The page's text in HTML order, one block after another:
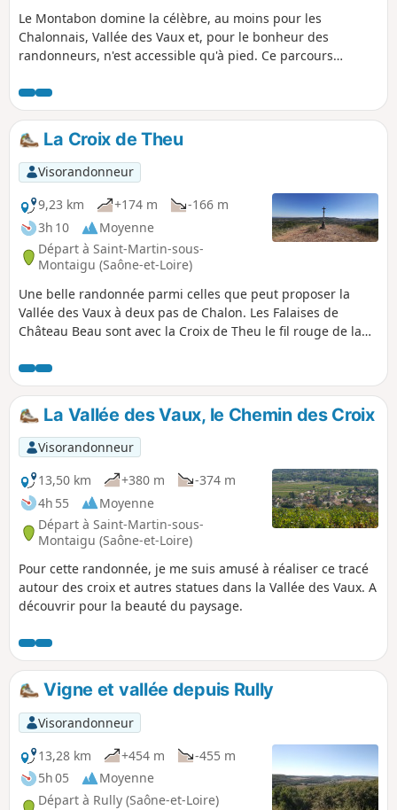
Le Montabon domine la célèbre, au moins pour les
Chalonnais, Vallée des Vaux et, pour le bonheur des
randonneurs, n'est accessible qu'à pied. Ce parcours
agréable à la belle saison. La promenade est paisible sur
tout le trajet. À noter, une pente raide sur environ 800 m
pour accéder au Montabon mais le reste du trajet ne
présente pas de difficulté.
La Croix de Theu
Visorandonneur
9,23 km
+174 m
-166 m
3h 10
Moyenne
Départ à Saint-Martin-sous-
Montaigu (Saône-et-Loire)
Une belle randonnée parmi celles que peut proposer la
Vallée des Vaux à deux pas de Chalon. Les Falaises de
Château Beau sont avec la Croix de Theu le fil rouge de la
sommet et en faisant partie du décor tout au long du
parcours.
La Vallée des Vaux, le Chemin des Croix
Visorandonneur
13,50 km
+380 m
-374 m
4h 55
Moyenne
Départ à Saint-Martin-sous-
Montaigu (Saône-et-Loire)
Pour cette randonnée, je me suis amusé à réaliser ce tracé
autour des croix et autres statues dans la Vallée des Vaux. A
découvrir pour la beauté du paysage.
Vigne et vallée depuis Rully
Visorandonneur
13,28 km
+454 m
-455 m
5h 05
Moyenne
Départ à Rully (Saône-et-Loire)